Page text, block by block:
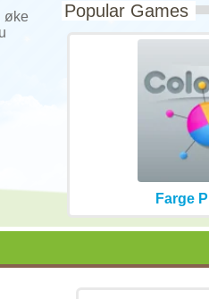
øke
Popular Games
Farge